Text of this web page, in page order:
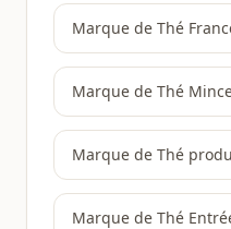
Marque de Thé
Marque de Thé
Marque de Thé
Marque de Thé